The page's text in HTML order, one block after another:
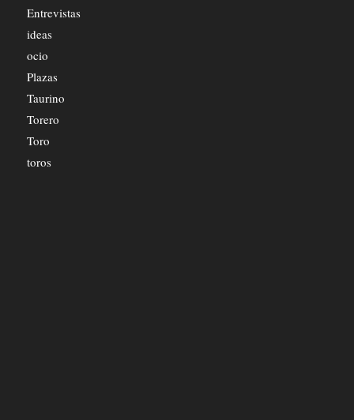
Entrevistas
ideas
ocio
Plazas
Taurino
Torero
Toro
toros